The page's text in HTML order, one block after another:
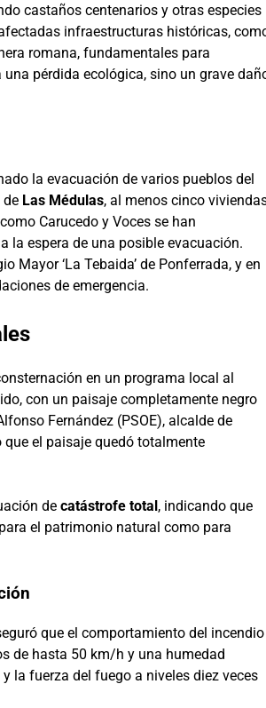
castaños centenarios y otras especies
infraestructuras históricas,
romana, fundamentales para
pérdida ecológica, sino un grave
la evacuación de varios pueblos del
de Las Médulas, al menos cinco
Carucedo y Voces se han
la espera de una posible evacuación.
Mayor ‘La Tebaida’ de Ponferrada, y en
de emergencia.
en un programa local al
con un paisaje completamente negro
Fernández (PSOE), alcalde de
que el paisaje quedó totalmente
de catástrofe total , indicando que
el patrimonio natural como para
que el comportamiento del incendio
de hasta 50 km/h y una humedad
la fuerza del fuego a niveles diez veces